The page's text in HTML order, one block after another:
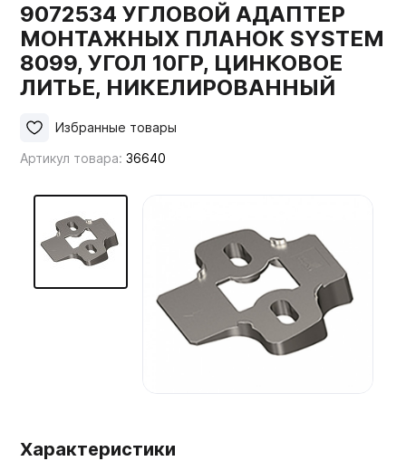
Мой ЭГГЕР
Фасады
9072534 УГЛОВОЙ АДАПТЕР
МОНТАЖНЫХ ПЛАНОК SYSTEM
8099, УГОЛ 10ГР, ЦИНКОВОЕ
ЛИТЬЕ, НИКЕЛИРОВАННЫЙ
Артикул товара:36640
Избранные товары
Характеристики